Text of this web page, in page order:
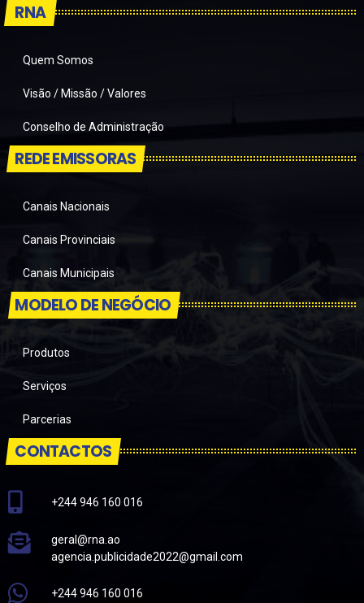
RNA
Quem Somos
Visão / Missão / Valores
Conselho de Administração
REDE EMISSORAS
Canais Nacionais
Canais Provinciais
Canais Municipais
MODELO DE NEGÓCIO
Produtos
Serviços
Parcerias
CONTACTOS
+244 946 160 016
geral@rna.ao
agencia.publicidade2022@gmail.com
+244 946 160 016